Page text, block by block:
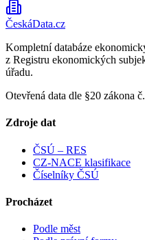
ČeskáData.cz
Kompletní databáze
z Registru ekonomických
úřadu.
Otevřená data dle §20 zákona
Zdroje dat
ČSÚ – RES
CZ-NACE klasifikace
Číselníky ČSÚ
Procházet
Podle měst